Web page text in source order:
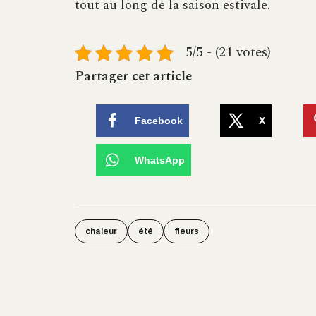
tout au long de la saison estivale.
5/5 - (21 votes)
Partager cet article
Facebook X
WhatsApp
chaleur été fleurs